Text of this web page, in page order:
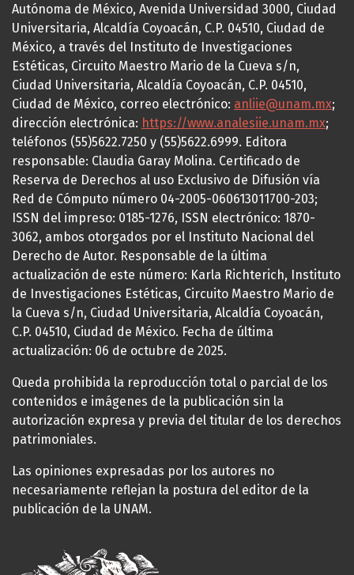
Autónoma de México, Avenida Universidad 3000, Ciudad
Universitaria, Alcaldía Coyoacán, C.P. 04510, Ciudad de
México, a través del Instituto de Investigaciones
Estéticas, Circuito Maestro Mario de la Cueva s/n,
Ciudad Universitaria, Alcaldía Coyoacán, C.P. 04510,
Ciudad de México, correo electrónico: anliie@unam.mx;
dirección electrónica: https://www.analesiie.unam.mx;
teléfonos (55)5622.7250 y (55)5622.6999. Editora
responsable: Claudia Garay Molina. Certificado de
Reserva de Derechos al uso Exclusivo de Difusión vía
Red de Cómputo número 04-2005-060613011700-203;
ISSN del impreso: 0185-1276, ISSN electrónico: 1870-
3062, ambos otorgados por el Instituto Nacional del
Derecho de Autor. Responsable de la última
actualización de este número: Karla Richterich, Instituto
de Investigaciones Estéticas, Circuito Maestro Mario de
la Cueva s/n, Ciudad Universitaria, Alcaldía Coyoacán,
C.P. 04510, Ciudad de México. Fecha de última
actualización: 06 de octubre de 2025.
Queda prohibida la reproducción total o parcial de los
contenidos e imágenes de la publicación sin la
autorización expresa y previa del titular de los derechos
patrimoniales.
Las opiniones expresadas por los autores no
necesariamente reflejan la postura del editor de la
publicación de la UNAM.